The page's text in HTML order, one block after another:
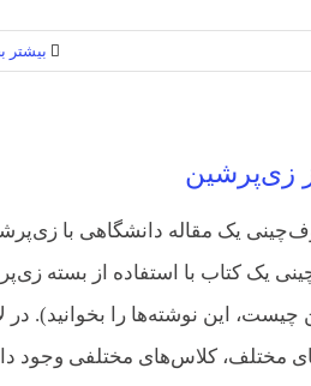
بیشتر
زی‌پرشین
یک مقاله دانشگاهی با
یک کتاب با استفاده از بسته
این نوشته‌ها را بخوانید). در
مختلف، کلاس‌های مختلفی وجود